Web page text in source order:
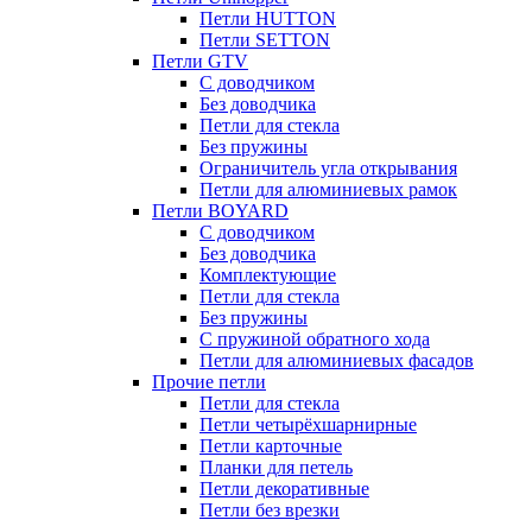
Петли HUTTON
Петли SETTON
Петли GTV
С доводчиком
Без доводчика
Петли для стекла
Без пружины
Ограничитель угла открывания
Петли для алюминиевых рамок
Петли BOYARD
С доводчиком
Без доводчика
Комплектующие
Петли для стекла
Без пружины
С пружиной обратного хода
Петли для алюминиевых фасадов
Прочие петли
Петли для стекла
Петли четырёхшарнирные
Петли карточные
Планки для петель
Петли декоративные
Петли без врезки